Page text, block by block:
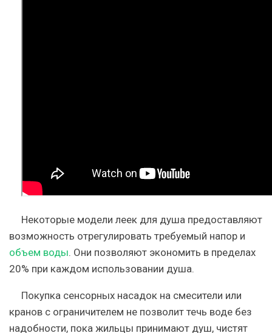
Некоторые модели леек для душа предоставляют
возможность отрегулировать требуемый напор и
объем воды. Они позволяют экономить в пределах
20% при каждом использовании душа.
Покупка сенсорных насадок на смесители или
кранов с ограничителем не позволит течь воде без
надобности, пока жильцы принимают душ, чистят